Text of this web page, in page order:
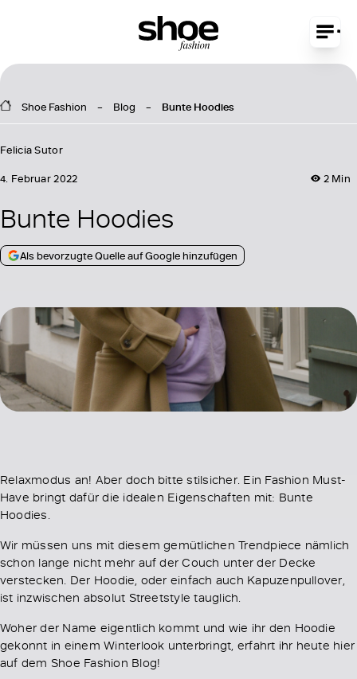
Shoe Fashion Blog Bunte Hoodies
Felicia Sutor
2 Min
4. Februar 2022
Bunte Hoodies
Als bevorzugte Quelle auf Google hinzufügen
Relaxmodus an! Aber doch bitte stilsicher. Ein Fashion Must-
Have bringt dafür die idealen Eigenschaften mit: Bunte
Hoodies.
Wir müssen uns mit diesem gemütlichen Trendpiece nämlich
schon lange nicht mehr auf der Couch unter der Decke
verstecken. Der Hoodie, oder einfach auch Kapuzenpullover,
ist inzwischen absolut Streetstyle tauglich.
Woher der Name eigentlich kommt und wie ihr den Hoodie
gekonnt in einem Winterlook unterbringt, erfahrt ihr heute hier
auf dem Shoe Fashion Blog!